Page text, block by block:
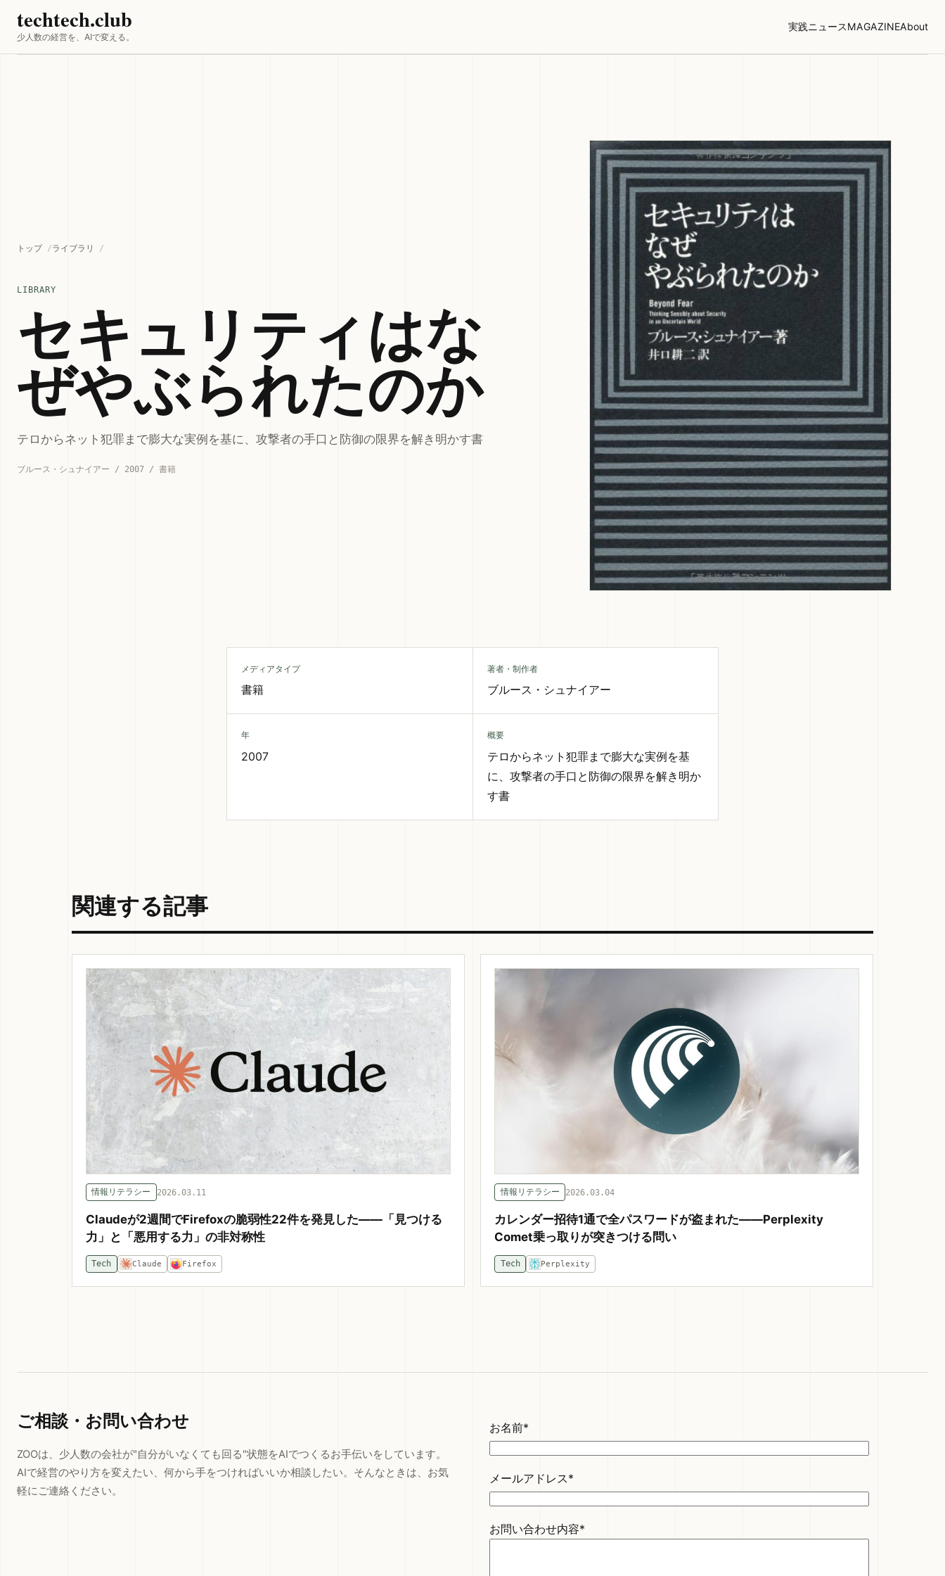
techtech.club
少人数の経営を、AIで変える。
実践ニュースMAGAZINEAbout
トップ ライブラリ
LIBRARY
セキュリティはな
ぜやぶられたのか
テロからネット犯罪まで膨大な実例を基に、攻撃者の手口と防御の限界を解き明かす書
ブルース・シュナイアー / 2007 / 書籍
メディアタイプ
書籍
著者・制作者
ブルース・シュナイアー
年
2007
概要
テロからネット犯罪まで膨大な実例を基
に、攻撃者の手口と防御の限界を解き明か
す書
関連する記事
情報リテラシー 2026.03.11
Claudeが2週間でFirefoxの脆弱性22件を発見した——「見つける
力」と「悪用する力」の非対称性
Tech Claude Firefox
情報リテラシー 2026.03.04
カレンダー招待1通で全パスワードが盗まれた——Perplexity
Comet乗っ取りが突きつける問い
Tech Perplexity
ご相談・お問い合わせ
ZOOは、少人数の会社が"自分がいなくても回る"状態をAIでつくるお手伝いをしています。
AIで経営のやり方を変えたい、何から手をつければいいか相談したい。そんなときは、お気
軽にご連絡ください。
お名前*
メールアドレス*
お問い合わせ内容*